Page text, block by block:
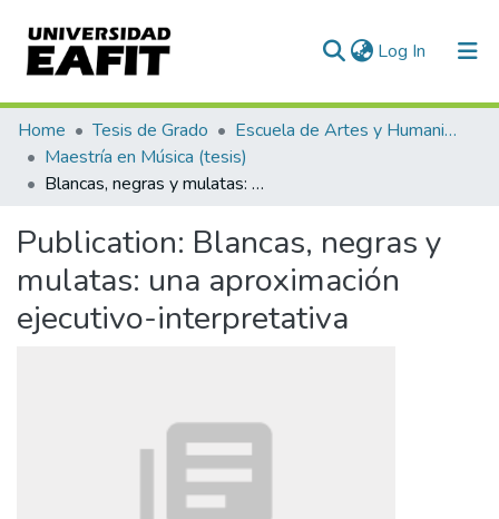
Log In (current)
Communities & Collections
All of DSpace
Home Tesis de Grado
Escuela de Artes y Humanidades
Maestría en Música (tesis)
Blancas, negras y mulatas: una aproximación ejecutivo-interpretativa
Publication: Blancas, negras y
mulatas: una aproximación
ejecutivo-interpretativa